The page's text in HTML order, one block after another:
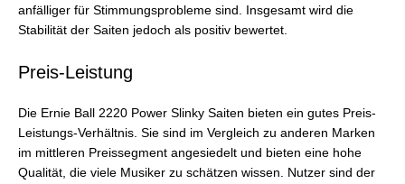
anfälliger für Stimmungsprobleme sind. Insgesamt wird die
Stabilität der Saiten jedoch als positiv bewertet.
Preis-Leistung
Die Ernie Ball 2220 Power Slinky Saiten bieten ein gutes Preis-
Leistungs-Verhältnis. Sie sind im Vergleich zu anderen Marken
im mittleren Preissegment angesiedelt und bieten eine hohe
Qualität, die viele Musiker zu schätzen wissen. Nutzer sind der